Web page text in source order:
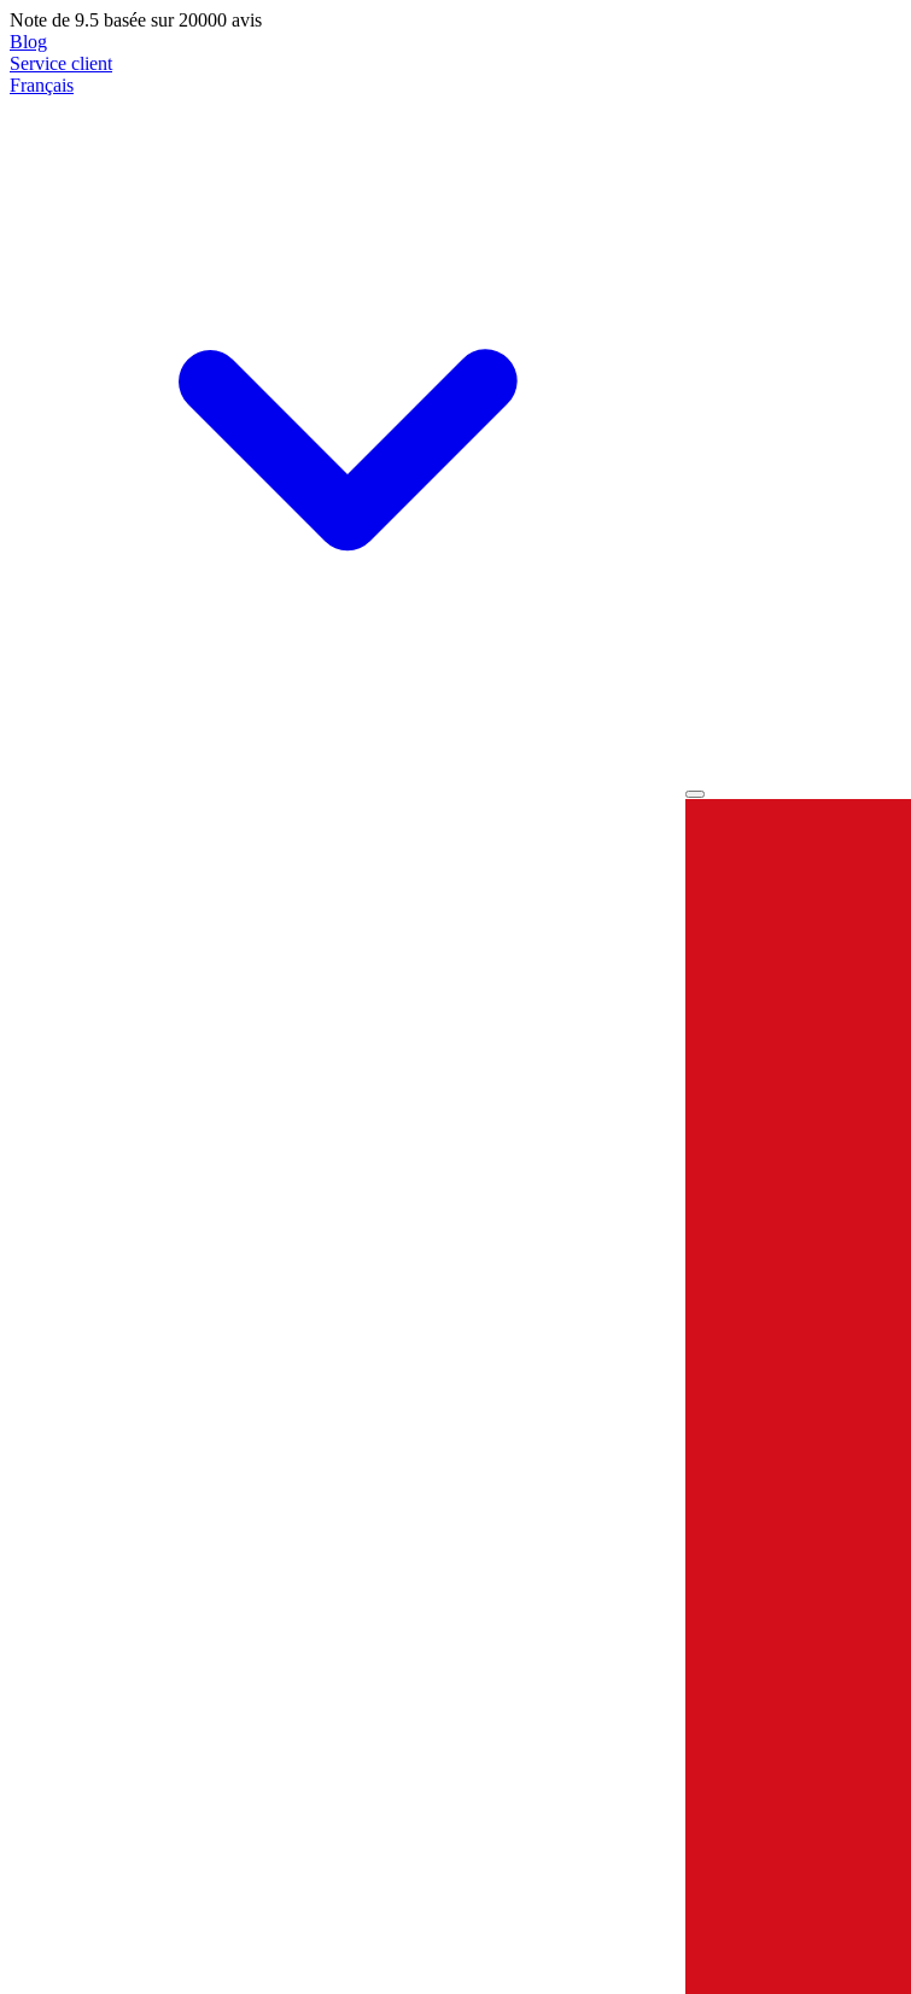
Note de 9.5 basée sur 20000 avis
Blog
Service client
Français